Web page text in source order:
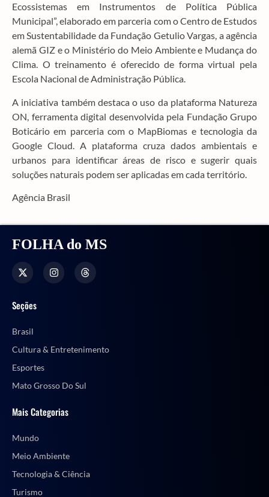
Ecossistemas em Instrumentos de Política Pública
Municipal”, elaborado em parceria com o Centro de Estudos
em Sustentabilidade da Fundação Getulio Vargas, a agência
alemã GIZ e o Ministério do Meio Ambiente e Mudança do
Clima. O treinamento é oferecido de forma virtual pela
Escola Nacional de Administração Pública.
A iniciativa também destaca o uso da plataforma Natureza
ON, ferramenta digital desenvolvida pela Fundação Grupo
Boticário em parceria com o MapBiomas e tecnologia da
Google Cloud. A plataforma cruza dados ambientais e
urbanos para identificar áreas de risco e sugerir quais
soluções naturais podem ser aplicadas em cada território.
Agência Brasil
FOLHA do MS
Seções
Brasil
Cultura & Entretenimento
Esportes
Mato Grosso Do Sul
Mais Categorias
Mundo
Meio Ambiente
Tecnologia & Ciência
Turismo